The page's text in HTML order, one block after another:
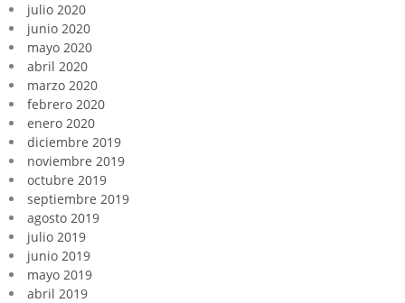
julio 2020
junio 2020
mayo 2020
abril 2020
marzo 2020
febrero 2020
enero 2020
diciembre 2019
noviembre 2019
octubre 2019
septiembre 2019
agosto 2019
julio 2019
junio 2019
mayo 2019
abril 2019